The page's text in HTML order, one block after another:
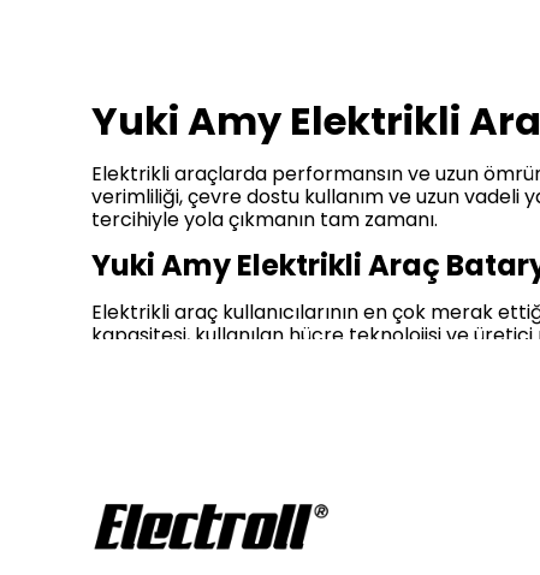
Yuki Amy Elektrikli
Elektrikli araçlarda performansın ve uzun
verimliliği, çevre dostu kullanım ve uzun vadeli
tercihiyle yola çıkmanın tam zamanı.
Yuki Amy Elektrikli Araç
Elektrikli araç kullanıcılarının en çok merak
kapasitesi, kullanılan hücre teknolojisi ve
Yuki Amy Elektrikli Araç